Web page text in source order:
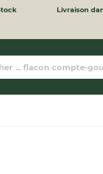
Livraison